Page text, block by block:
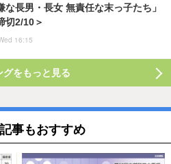
な長男・長女 無責任な末っ子たち」
切2/10＞
16:15
グをもっと見る
事もおすすめ